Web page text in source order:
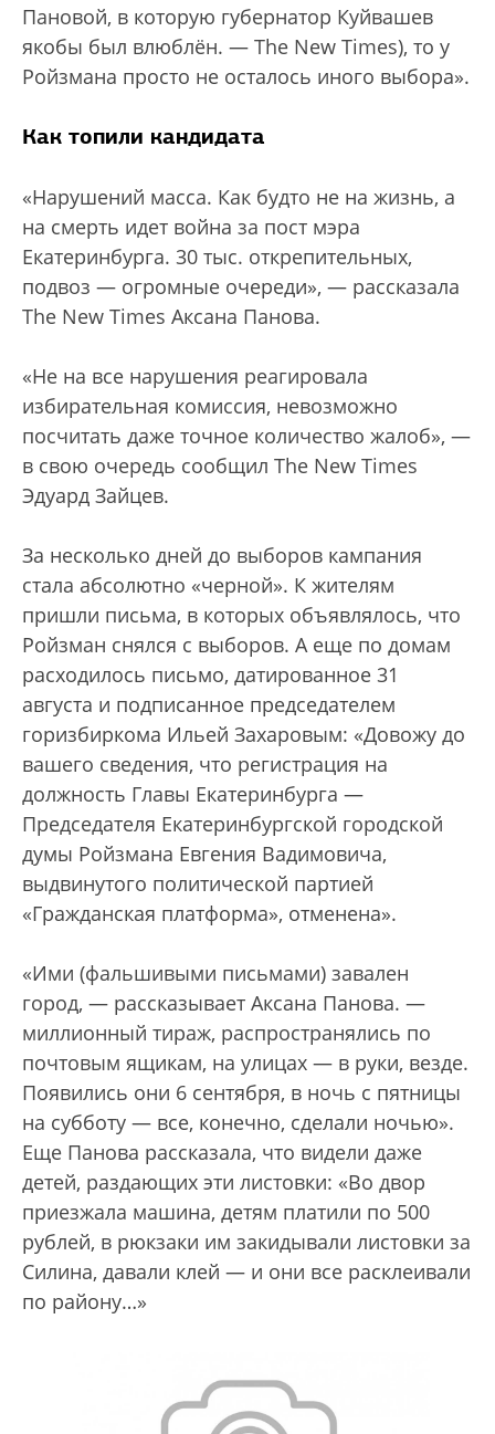
Пановой, в которую губернатор Куйвашев
якобы был влюблён. — The New Times), то у
Ройзмана просто не осталось иного выбора».
Как топили кандидата
«Нарушений масса. Как будто не на жизнь, а
на смерть идет война за пост мэра
Екатеринбурга. 30 тыс. открепительных,
подвоз — огромные очереди», — рассказала
The New Times Аксана Панова.
«Не на все нарушения реагировала
избирательная комиссия, невозможно
посчитать даже точное количество жалоб», —
в свою очередь сообщил The New Times
Эдуард Зайцев.
За несколько дней до выборов кампания
стала абсолютно «черной». К жителям
пришли письма, в которых объявлялось, что
Ройзман снялся с выборов. А еще по домам
расходилось письмо, датированное 31
августа и подписанное председателем
горизбиркома Ильей Захаровым: «Довожу до
вашего сведения, что регистрация на
должность Главы Екатеринбурга —
Председателя Екатеринбургской городской
думы Ройзмана Евгения Вадимовича,
выдвинутого политической партией
«Гражданская платформа», отменена».
«Ими (фальшивыми письмами) завален
город, — рассказывает Аксана Панова. —
миллионный тираж, распространялись по
почтовым ящикам, на улицах — в руки, везде.
Появились они 6 сентября, в ночь с пятницы
на субботу — все, конечно, сделали ночью».
Еще Панова рассказала, что видели даже
детей, раздающих эти листовки: «Во двор
приезжала машина, детям платили по 500
рублей, в рюкзаки им закидывали листовки за
Силина, давали клей — и они все расклеивали
по району…»